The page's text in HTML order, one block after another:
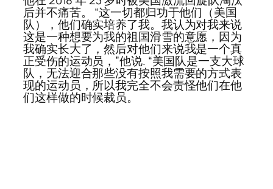
后并不痛苦。 “这一切都归功于他们（美国
队），他们确实培养了我。我认为对我来说
这是一种想要为我的祖国滑雪的意愿，因为
我确实长大了，然后对他们来说我是一个真
正受伤的运动员，”他说. “美国队是一支大球
队，无法迎合那些没有按照我需要的方式表
现的运动员，所以我完全不会责怪他们在他
们这样做的时候裁员。